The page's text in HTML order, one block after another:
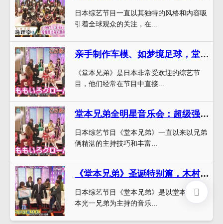
日本综艺节目一直以其独特的风格和内容吸
引着全球观众的关注，在...
亲手制作车模、如梦境足球，堂本兄弟惊人手艺揭秘
《堂本兄弟》是日本非常受欢迎的综艺节
目，他们经常在节目中直接...
堂本兄弟全明星音乐会：超级强阵容，惊爆全场
日本综艺节目《堂本兄弟》一直以来以兄弟
俩精湛的主持技巧和丰富...
《堂本兄弟》圣诞特别篇，木村拓哉、菅田将晖三重奏演绎经典老歌
日本综艺节目《堂本兄弟》是以堂本刚和堂
本光一兄弟为主持的音乐...